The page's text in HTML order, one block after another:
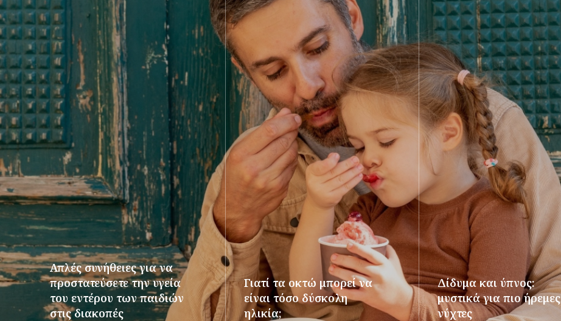
Απλές συνήθειες για να
προστατεύσετε την υγεία
του εντέρου των παιδιών
στις διακοπές
Γιατί τα οκτώ μπορεί να
είναι τόσο δύσκολη
ηλικία;
Δίδυμα και ύπνος:
μυστικά για πιο ήρεμες
νύχτες